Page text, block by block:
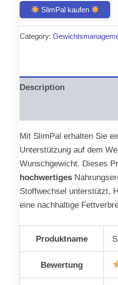
price
was:
€64.00.
price
is:
€36.00.
SlimPal kaufen
Category:
Description
Mit SlimPal erhalten Sie
Unterstützung auf dem
Wunschgewicht. Dieses
hochwertiges
Stoffwechsel unterstützt,
eine nachhaltige
Produktname
Bewertung